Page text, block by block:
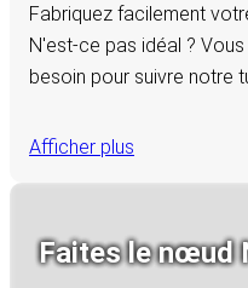
Fabriquez facilement
N'est-ce pas idéal ?
besoin pour suivre notre
Afficher plus
Faites le nœud